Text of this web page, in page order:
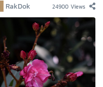
RakDok 24900 Views